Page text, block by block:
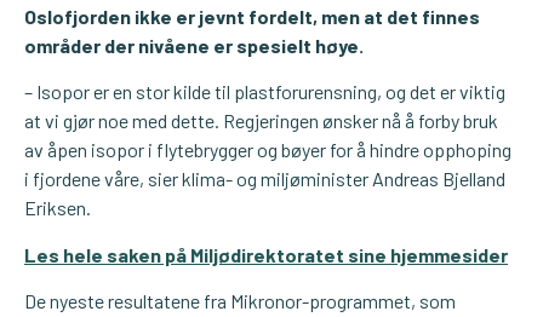
Oslofjorden ikke er jevnt fordelt, men at det finnes
områder der nivåene er spesielt høye.
– Isopor er en stor kilde til plastforurensning, og det er viktig
at vi gjør noe med dette. Regjeringen ønsker nå å forby bruk
av åpen isopor i flytebrygger og bøyer for å hindre opphoping
i fjordene våre, sier klima- og miljøminister Andreas Bjelland
Eriksen.
Les hele saken på Miljødirektoratet sine hjemmesider
De nyeste resultatene fra Mikronor-programmet, som